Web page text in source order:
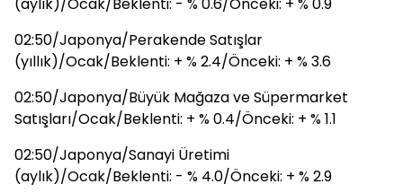
02:50/Japonya/Perakende Satışlar
(yıllık)/Ocak/Beklenti: + % 2.4/Önceki: + % 3.6
02:50/Japonya/Büyük Mağaza ve Süpermarket
Satışları/Ocak/Beklenti: + % 0.4/Önceki: + % 1.1
02:50/Japonya/Sanayi Üretimi
(aylık)/Ocak/Beklenti: - % 4.0/Önceki: + % 2.9